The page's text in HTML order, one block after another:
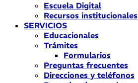
Escuela Digital
Recursos institucionales
SERVICIOS
Educacionales
Trámites
Formularios
Preguntas frecuentes
Direcciones y teléfonos